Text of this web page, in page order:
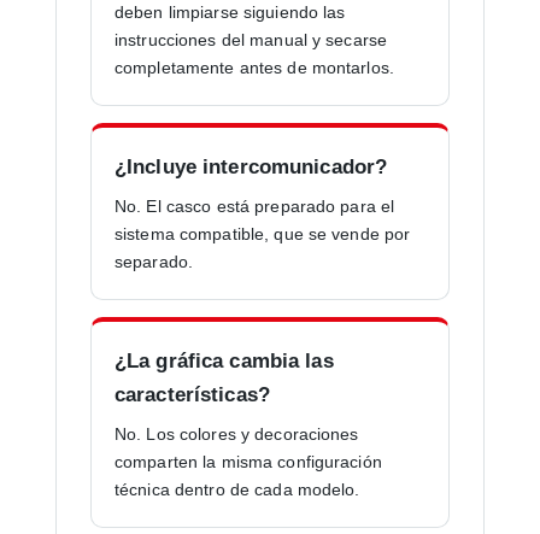
deben limpiarse siguiendo las
instrucciones del manual y secarse
completamente antes de montarlos.
¿Incluye intercomunicador?
No. El casco está preparado para el
sistema compatible, que se vende por
separado.
¿La gráfica cambia las
características?
No. Los colores y decoraciones
comparten la misma configuración
técnica dentro de cada modelo.